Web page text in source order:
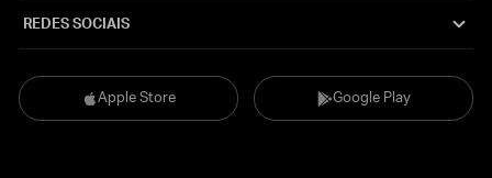
Apple Store Google Play
REDES SOCIAIS